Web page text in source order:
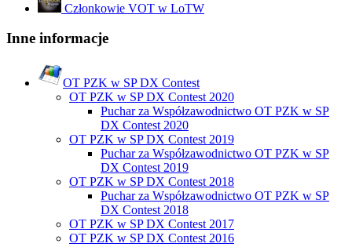
Członkowie VOT w LoTW
Inne informacje
OT PZK w SP DX Contest
OT PZK w SP DX Contest 2020
Puchar za Współzawodnictwo OT PZK w SP
DX Contest 2020
OT PZK w SP DX Contest 2019
Puchar za Współzawodnictwo OT PZK w SP
DX Contest 2019
OT PZK w SP DX Contest 2018
Puchar za Współzawodnictwo OT PZK w SP
DX Contest 2018
OT PZK w SP DX Contest 2017
OT PZK w SP DX Contest 2016